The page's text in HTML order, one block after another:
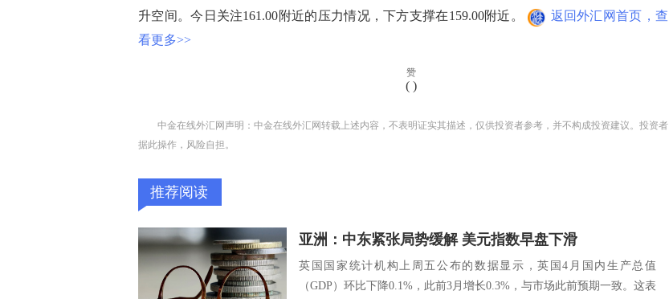
升空间。今日关注161.00附近的压力情况，下方支撑在159.00附近。
返回外汇网首页，查
看更多>>
赞
( )
中金在线外汇网声明：中金在线外汇网转载上述内容，不表明证实其描述，仅供投资者参考，并不构成投资建议。投资者
据此操作，风险自担。
推荐阅读
亚洲：中东紧张局势缓解 美元指数早盘下滑
英国国家统计机构上周五公布的数据显示，英国4月国内生产总值
（GDP）环比下降0.1%，此前3月增长0.3%，与市场此前预期一致。这表